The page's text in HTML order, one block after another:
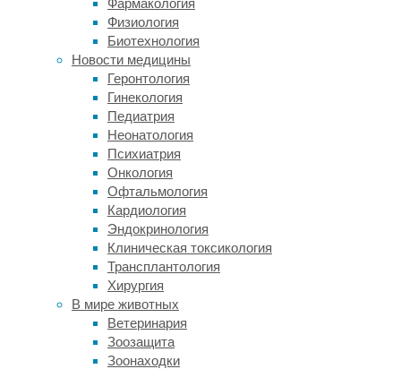
Фармакология
Физиология
Биотехнология
Новости медицины
Геронтология
Гинекология
Педиатрия
Неонатология
Психиатрия
Онкология
Офтальмология
Кардиология
Эндокринология
Клиническая токсикология
Трансплантология
Хирургия
В мире животных
Ветеринария
Зоозащита
Зоонаходки
Национальную
больницу
неврологии
нейрохирургии.
Результаты
МРТ
головы,
ангиографии,
эхокардиографии
анализа
крови
на
уровень
витамина
оказались
нормальными.